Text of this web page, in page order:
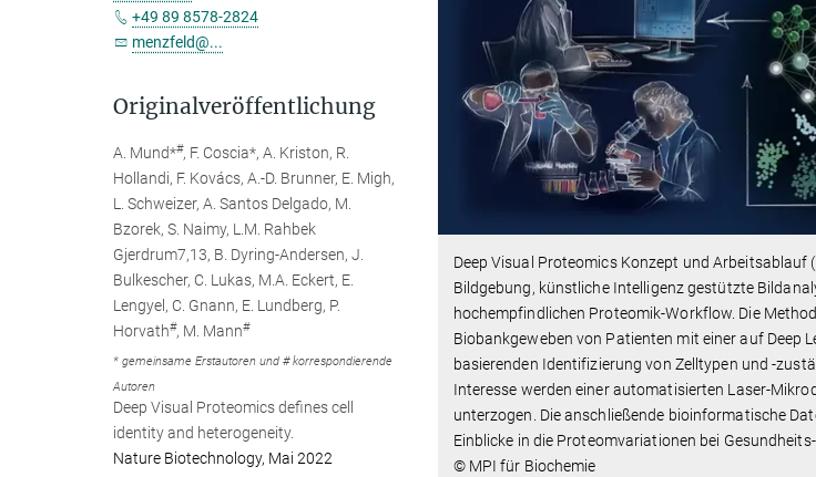
Deep Visual Proteomics Konzept und
Bildgebung, künstliche Intelligenz gestützte
hochempfindlichen Proteomik-Workflow. Die
Biobankgeweben von Patienten mit einer auf Deep
basierenden Identifizierung von Zelltypen und -
Interesse werden einer automatisierten Laser-
unterzogen. Die anschließende bioinformatische
Einblicke in die Proteomvariationen bei
© MPI für Biochemie
+49 89 8578-2824
menzfeld@...
Originalveröffentlichung
A. Mund*#, F. Coscia*, A. Kriston, R.
Hollandi, F. Kovács, A.-D. Brunner, E. Migh,
L. Schweizer, A. Santos Delgado, M.
Bzorek, S. Naimy, L.M. Rahbek
Gjerdrum7,13, B. Dyring-Andersen, J.
Bulkescher, C. Lukas, M.A. Eckert, E.
Lengyel, C. Gnann, E. Lundberg, P.
Horvath#, M. Mann#
* gemeinsame Erstautoren und # korrespondierende
Autoren
Deep Visual Proteomics defines cell
identity and heterogeneity.
Nature Biotechnology, Mai 2022